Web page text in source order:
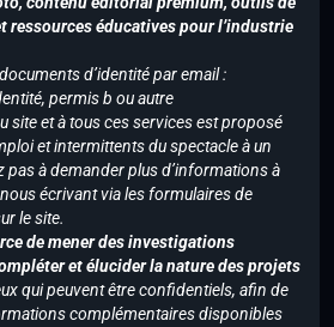
ressources éducatives pour l’industrie
d’identité par email :
permis b ou autre
site et à tous ces services est proposé
et intermittents du spectacle à un
pas à demander plus d’informations à
écrivant via les formulaires de
le site.
de mener des investigations
et élucider la nature des projets
qui peuvent être confidentiels, afin de
complémentaires disponibles